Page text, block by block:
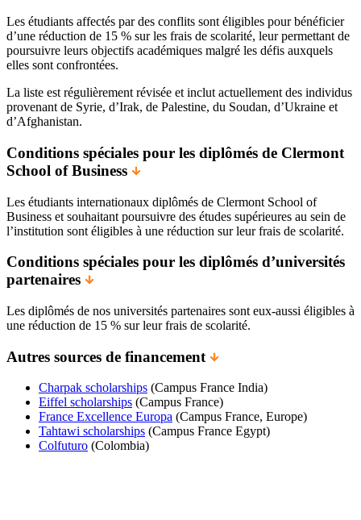
Les étudiants affectés par des conflits sont éligibles pour bénéficier
d’une réduction de 15 % sur les frais de scolarité, leur permettant de
poursuivre leurs objectifs académiques malgré les défis auxquels
elles sont confrontées.
La liste est régulièrement révisée et inclut actuellement des individus
provenant de Syrie, d’Irak, de Palestine, du Soudan, d’Ukraine et
d’Afghanistan.
Conditions spéciales pour les diplômés de Clermont
School of Business
Les étudiants internationaux diplômés de Clermont School of
Business et souhaitant poursuivre des études supérieures au sein de
l’institution sont éligibles à une réduction sur leur frais de scolarité.
Conditions spéciales pour les diplômés d’universités
partenaires
Les diplômés de nos universités partenaires sont eux-aussi éligibles à
une réduction de 15 % sur leur frais de scolarité.
Autres sources de financement
Charpak scholarships (Campus France India)
Eiffel scholarships (Campus France)
France Excellence Europa (Campus France, Europe)
Tahtawi scholarships (Campus France Egypt)
Colfuturo (Colombia)